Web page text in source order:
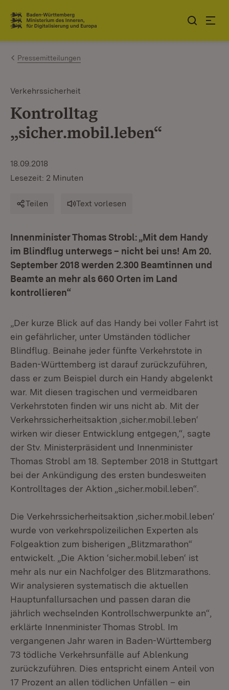
Zum Inhalt springen
Link zur Startseite
Pressemitteilungen
Verkehrssicherheit
Kontrolltag
„sicher.mobil.leben“
18.09.2018
Lesezeit: 2 Minuten
Teilen Text vorlesen
Innenminister Thomas Strobl: „Mit dem Handy
im Blindflug unterwegs – nicht bei uns! Am 20.
September 2018 werden 2.300 Beamtinnen und
Beamte an mehr als 660 Orten im Land
kontrollieren“
„Der kurze Blick auf das Handy bei voller Fahrt ist
ein gefährlicher, unter Umständen tödlicher
Blindflug. Beinahe jeder fünfte Verkehrstote in
Baden-Württemberg ist darauf zurückzuführen,
dass er zum Beispiel durch ein Handy abgelenkt
war. Mit diesen tragischen und vermeidbaren
Verkehrstoten finden wir uns nicht ab. Mit der
Verkehrssicherheitsaktion ‚sicher.mobil.leben‘
wirken wir dieser Entwicklung entgegen‚“, sagte
der Stv. Ministerpräsident und Innenminister
Thomas Strobl am 18. September 2018 in Stuttgart
bei der Ankündigung des ersten bundesweiten
Kontrolltages der Aktion „sicher.mobil.leben“.
Die Verkehrssicherheitsaktion ‚sicher.mobil.leben‘
wurde von verkehrspolizeilichen Experten als
Folgeaktion zum bisherigen „Blitzmarathon“
entwickelt. „Die Aktion ‘sicher.mobil.leben‘ ist
mehr als nur ein Nachfolger des Blitzmarathons.
Wir analysieren systematisch die aktuellen
Hauptunfallursachen und passen daran die
jährlich wechselnden Kontrollschwerpunkte an“,
erklärte Innenminister Thomas Strobl. Im
vergangenen Jahr waren in Baden-Württemberg
73 tödliche Verkehrsunfälle auf Ablenkung
zurückzuführen. Dies entspricht einem Anteil von
17 Prozent an allen tödlichen Unfällen – ein